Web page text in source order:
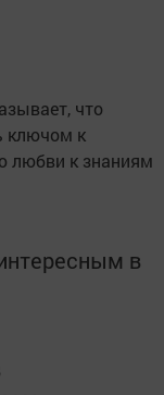
что
ключом к
любви к знаниям
в